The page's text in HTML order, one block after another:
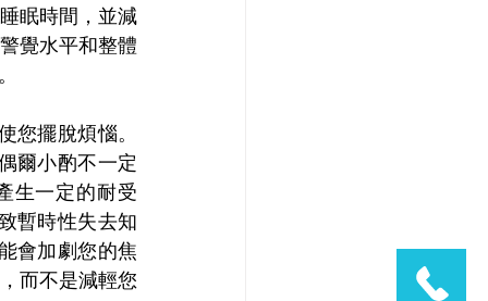
眠時間，並減
覺水平和整體
您擺脫煩惱。
爾小酌不一定
生一定的耐受
暫時性失去知
會加劇您的焦
而不是減輕您